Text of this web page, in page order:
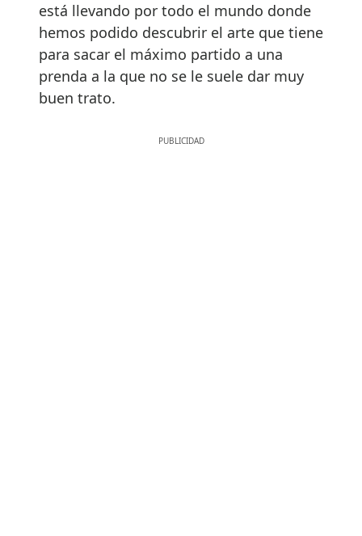
está llevando por todo el mundo donde
hemos podido descubrir el arte que tiene
para sacar el máximo partido a una
prenda a la que no se le suele dar muy
buen trato.